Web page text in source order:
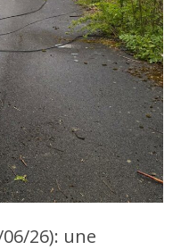
26): une